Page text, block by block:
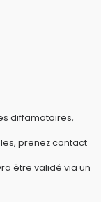
diffamatoires,
prenez contact
être validé via un